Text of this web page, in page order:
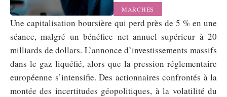
MARCHÉS
Une capitalisation boursière qui perd près de 5 % en une
séance, malgré un bénéfice net annuel supérieur à 20
milliards de dollars. L’annonce d’investissements massifs
dans le gaz liquéfié, alors que la pression réglementaire
européenne s’intensifie. Des actionnaires confrontés à la
montée des incertitudes géopolitiques, à la volatilité du